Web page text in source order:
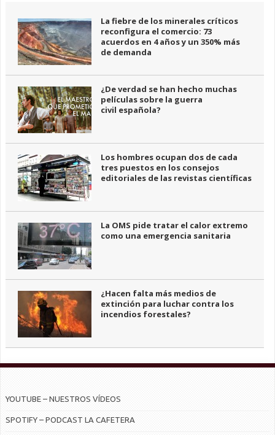
La fiebre de los minerales críticos
reconfigura el comercio: 73
acuerdos en 4 años y un 350% más
de demanda
¿De verdad se han hecho muchas
películas sobre la guerra
civil española?
Los hombres ocupan dos de cada
tres puestos en los consejos
editoriales de las revistas científicas
La OMS pide tratar el calor extremo
como una emergencia sanitaria
¿Hacen falta más medios de
extinción para luchar contra los
incendios forestales?
YOUTUBE – NUESTROS VÍDEOS
SPOTIFY – PODCAST LA CAFETERA